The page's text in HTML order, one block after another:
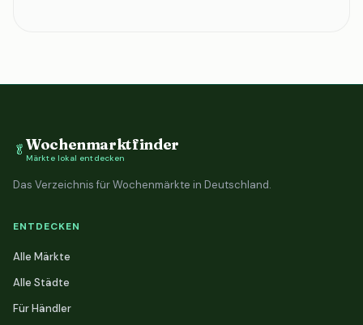
🥬Wochenmarktfinder
Märkte lokal entdecken
Das Verzeichnis für Wochenmärkte in Deutschland.
ENTDECKEN
Alle Märkte
Alle Städte
Für Händler